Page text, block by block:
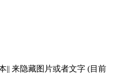
|| 来隐藏图片或者文字 (目前